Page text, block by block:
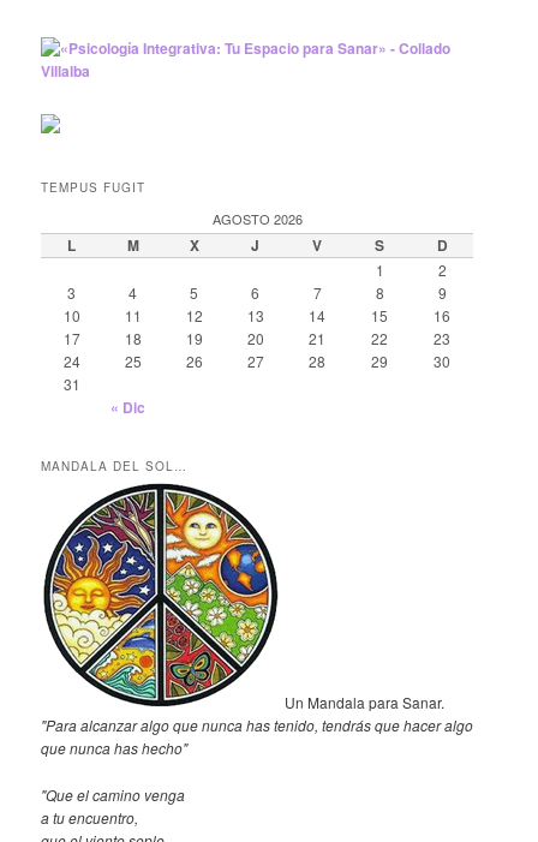
TEMPUS FUGIT
AGOSTO 2026
L M X J V S D
1
2
3
4 5 6 7 8
9
10
11 12 13 14 15
16
17
18 19 20 21 22
23
24
25 26 27 28 29
30
31
« Dic
MANDALA DEL SOL…
Un Mandala para Sanar.
"Para alcanzar algo que nunca has tenido, tendrás que hacer algo
que nunca has hecho"
"Que el camino venga
a tu encuentro,